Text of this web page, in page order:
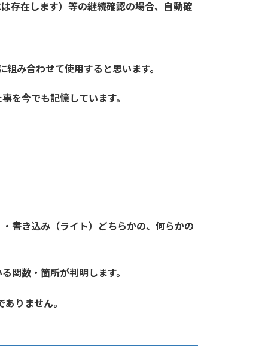
存在します）等の継続確認の場合、自動確
み合わせて使用すると思います。
を今でも記憶しています。
書き込み（ライト）どちらかの、何らかの
関数・箇所が判明します。
りません。